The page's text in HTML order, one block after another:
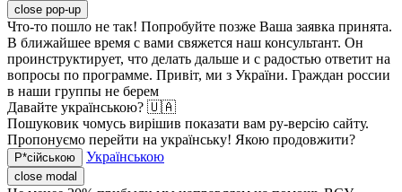
close pop-up
Что-то пошло не так! Попробуйте позже Ваша заявка принята.
В ближайшее время с вами свяжется наш консультант. Он
проинструктирует, что делать дальше и с радостью ответит на
вопросы по программе. Привіт, ми з України. Граждан россии
в наши группы не берем
Давайте українською? 🇺🇦
Пошуковик чомусь вирішив показати вам ру-версію сайту.
Пропонуємо перейти на українську! Якою продовжити?
Р*сійською Українською
close modal